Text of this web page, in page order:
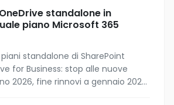
standalone in
piano Microsoft 365
standalone di SharePoint
for Business: stop alle nuove
2026, fine rinnovi a gennaio 2027.